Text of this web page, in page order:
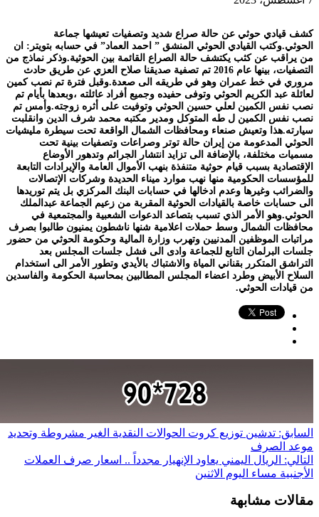
كشف قيادي حوثي عن حالة صراع شديد وتصفيات تعيشها جماعة
الحوثي.وكتب القيادي الحوثي المنشق ” احمد العماد” في حسابه بتويتر: ان
من يراقب عن كثب يكتشف حالة الصراع القائمة بين الحوثية.وذكر نماذج من
التصفيات، بينها عام 2016 تم تصفية صديقنا صلاح العزي عن طريق حادث
مروري في خط عمران وهو في طريقه الى صعدة.وقبل فترة تم نصب كمين
لعائلة عبد الكريم الحوثي وتوفى حفيده وجميع أفراد عائلته ،وبعدها بأيام تم
نصب نفس الكمين لعلي حسين الحوثي وتوفيت على أثره زوجته.وأمس تم
نصب نفس الكمين ل طه المتوكل ومدير مكتبه محمد شرف الدين وانقلبت
سيارته.هذا وتعيش صنعاء ومحافظات الشمال الواقعة تحت سيطرة مليشيات
الحوثي المدعومة من إيران حالة توتر وصراعات وتصفيات بينية تحت
مسميات مختلفة، بالإضافة الى تزايد انتشار الجرائم وتدهور الأوضاع
الإقتصادية بسبب قيام حوثية متنفذة بنهب الأموال العامة والإيرادات التابعة
للمؤسسات الحكومية منها نهب موارد ميناء الحديدة وشركات الإتصالات
والضرائب وغيرها وعدم ادخالها في حسابات البنك المركزي بل يتم توريدها
الى حسابات خاصة بالقيادات الحوثية المقربة من زعيم الجماعة عبدالملك
الحوثي.وهو الأمر الذي تسبب بتصاعد الدعوات الشعبية والمجتمعية في
محافظات الشمال وسط حملات اعلامية شنها ناشطون يمنيون طالبوا بصرف
مراتبات الموظفين المدنيين وتهرب وزارة المالية وحكومة الحوثي من حضور
جلسات البرلمان التابع للجماعة وادى الى فشل جلسات المجلس بعد
التراشق المتكرر بقناني المياة والاشتباك بالأيدي وتطور الأمر الى استخدام
السلاح الأبيض وطرد اعضاء المجلس المطالبين بمحاسبة الحكومة والفاسدين
من قيادات الحوثي.
السابق: تدشين توزيع كروت الحوالات النقدية الغير مشروطة وتحديد
موعد الصرف
التالي: الريال اليمني يعاود الإنهيار مجدداً .. اسعار صرف العملات
الأجنبية مساء اليوم الاثنين
مقالات مشابهة